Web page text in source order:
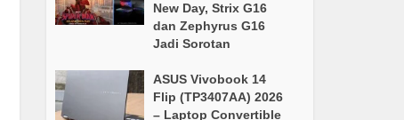
New Day, Strix G16
dan Zephyrus G16
Jadi Sorotan
ASUS Vivobook 14
Flip (TP3407AA) 2026
– Laptop Convertible